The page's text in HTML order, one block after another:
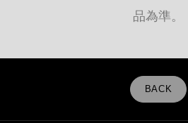
品為準。
BACK